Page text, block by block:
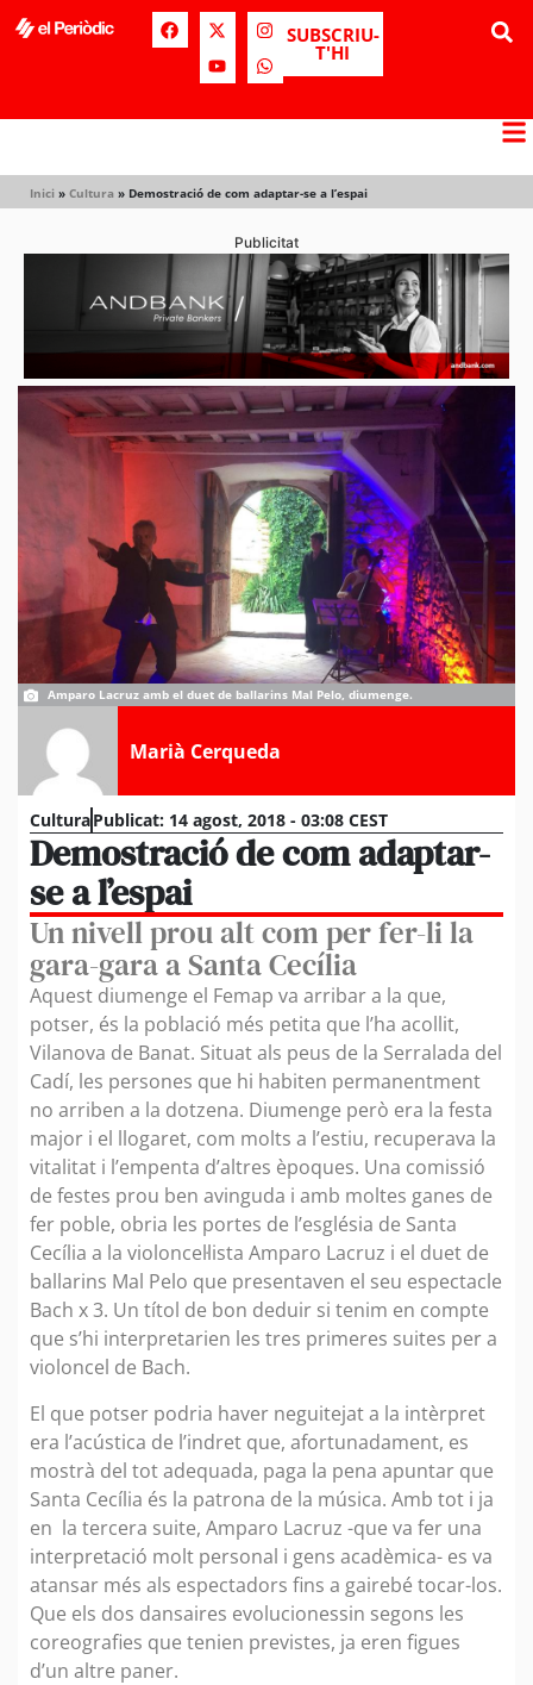
SUBSCRIU-
T'HI
Inici » Cultura » Demostració de com adaptar-se a l’espai
Publicitat
Amparo Lacruz amb el duet de ballarins Mal Pelo, diumenge.
Marià Cerqueda
CulturaPublicat: 14 agost, 2018 - 03:08 CEST
Demostració de com adaptar-
se a l’espai
Un nivell prou alt com per fer-li la
gara-gara a Santa Cecília
Aquest diumenge el Femap va arribar a la que,
potser, és la població més petita que l’ha acollit,
Vilanova de Banat. Situat als peus de la Serralada del
Cadí, les persones que hi habiten permanentment
no arriben a la dotzena. Diumenge però era la festa
major i el llogaret, com molts a l’estiu, recuperava la
vitalitat i l’empenta d’altres èpoques. Una comissió
de festes prou ben avinguda i amb moltes ganes de
fer poble, obria les portes de l’església de Santa
Cecília a la violoncel·lista Amparo Lacruz i el duet de
ballarins Mal Pelo que presentaven el seu espectacle
Bach x 3. Un títol de bon deduir si tenim en compte
que s’hi interpretarien les tres primeres suites per a
violoncel de Bach.
El que potser podria haver neguitejat a la intèrpret
era l’acústica de l’indret que, afortunadament, es
mostrà del tot adequada, paga la pena apuntar que
Santa Cecília és la patrona de la música. Amb tot i ja
en la tercera suite, Amparo Lacruz -que va fer una
interpretació molt personal i gens acadèmica- es va
atansar més als espectadors fins a gairebé tocar-los.
Que els dos dansaires evolucionessin segons les
coreografies que tenien previstes, ja eren figues
d’un altre paner.